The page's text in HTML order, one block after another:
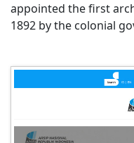
appointed the first
1892 by the colonial